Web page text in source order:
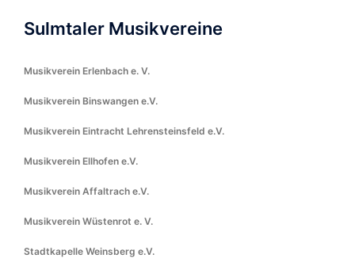
Sulmtaler Musikvereine
Musikverein Erlenbach e. V.
Musikverein Binswangen e.V.
Musikverein Eintracht Lehrensteinsfeld e.V.
Musikverein Ellhofen e.V.
Musikverein Affaltrach e.V.
Musikverein Wüstenrot e. V.
Stadtkapelle Weinsberg e.V.